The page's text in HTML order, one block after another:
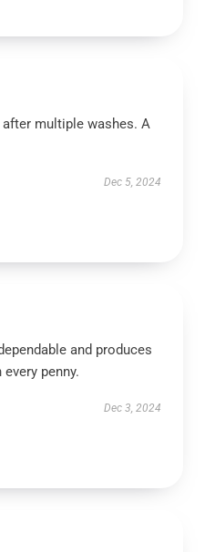
multiple washes. A
Dec 5, 2024
and produces
penny.
Dec 3, 2024